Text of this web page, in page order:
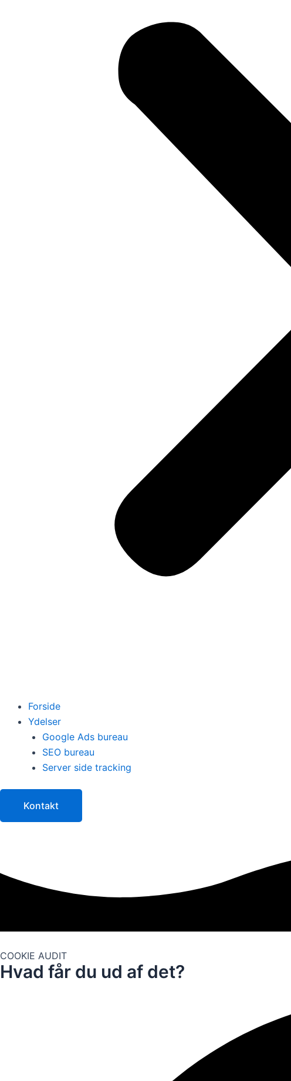
Forside
Ydelser
Google Ads bureau
SEO bureau
Server side tracking
Kontakt
COOKIE AUDIT
Hvad får du ud af det?